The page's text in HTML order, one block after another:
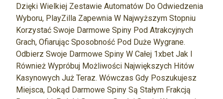
Dzięki Wielkiej Zestawie Automatów Do Odwiedzenia
Wyboru, PlayZilla Zapewnia W Najwyższym Stopniu
Korzystać Swoje Darmowe Spiny Pod Atrakcyjnych
Grach, Ofiarując Sposobność Pod Duże Wygrane.
Odbierz Swoje Darmowe Spiny W Całej 1xbet Jak I
Również Wypróbuj Możliwości Największych Hitów
Kasynowych Już Teraz. Wówczas Gdy Poszukujesz
Miejsca, Dokąd Darmowe Spiny Są Stałym Frakcją